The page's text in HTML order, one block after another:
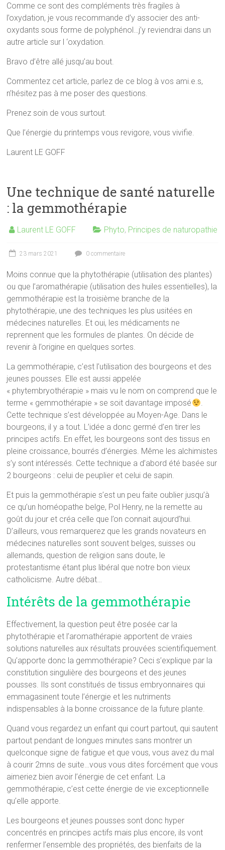
Comme ce sont des compléments très fragiles à
l’oxydation, je vous recommande d’y associer des anti-
oxydants sous forme de polyphénol…j’y reviendrai dans un
autre article sur l ‘oxydation.
Bravo d’être allé jusqu’au bout.
Commentez cet article, parlez de ce blog à vos ami.e.s,
n’hésitez pas à me poser des questions.
Prenez soin de vous surtout.
Que l’énergie du printemps vous revigore, vous vivifie.
Laurent LE GOFF
Une technique de santé naturelle
: la gemmothérapie
Laurent LE GOFF Phyto, Principes de naturopathie
23 mars 2021 0 commentaire
Moins connue que la phytothérapie (utilisation des plantes)
ou que l’aromathérapie (utilisation des huiles essentielles), la
gemmothérapie est la troisième branche de la
phytothérapie, une des techniques les plus usitées en
médecines naturelles. Et oui, les médicaments ne
reprennent que les formules de plantes. On décide de
revenir à l’origine en quelques sortes.
La gemmothérapie, c’est l’utilisation des bourgeons et des
jeunes pousses. Elle est aussi appelée
« phytembryothérapie » mais vu le nom on comprend que le
terme « gemmothérapie » se soit davantage imposé
.
Cette technique s’est développée au Moyen-Age. Dans le
bourgeons, il y a tout. L’idée a donc germé d’en tirer les
principes actifs. En effet, les bourgeons sont des tissus en
pleine croissance, bourrés d’énergies. Même les alchimistes
s’y sont intéressés. Cette technique a d’abord été basée sur
2 bourgeons : celui de peuplier et celui de sapin.
Et puis la gemmothérapie s’est un peu faite oublier jusqu’à
ce qu’un homéopathe belge, Pol Henry, ne la remette au
goût du jour et créa celle que l’on connait aujourd’hui.
D’ailleurs, vous remarquerez que les grands novateurs en
médecines naturelles sont souvent belges, suisses ou
allemands, question de religion sans doute, le
protestantisme étant plus libéral que notre bon vieux
catholicisme. Autre débat…
Intérêts de la gemmothérapie
Effectivement, la question peut être posée car la
phytothérapie et l’aromathérapie apportent de vraies
solutions naturelles aux résultats prouvées scientifiquement.
Qu’apporte donc la gemmothérapie? Ceci s’explique par la
constitution singulière des bourgeons et des jeunes
pousses. Ils sont constitués de tissus embryonnaires qui
emmagasinent toute l’énergie et les nutriments
indispensables à la bonne croissance de la future plante.
Quand vous regardez un enfant qui court partout, qui sautent
partout pendant de longues minutes sans montrer un
quelconque signe de fatigue et que vous, vous avez du mal
à courir 2mns de suite…vous vous dites forcément que vous
aimeriez bien avoir l’énergie de cet enfant. La
gemmothérapie, c’est cette énergie de vie exceptionnelle
qu’elle apporte.
Les bourgeons et jeunes pousses sont donc hyper
concentrés en principes actifs mais plus encore, ils vont
renfermer l’ensemble des propriétés, des bienfaits de la